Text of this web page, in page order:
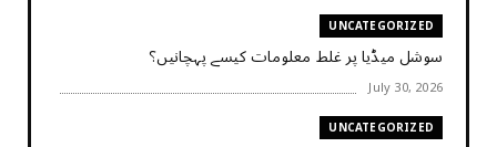
UNCATEGORIZED
سوشل میڈیا پر غلط معلومات کیسے پہچانیں؟
July 30, 2026
UNCATEGORIZED